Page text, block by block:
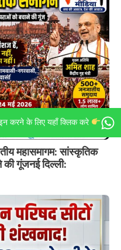
करने के लिए यहाँ क्लिक करे
महासमागम: सांस्कृतिक
गूंजनई दिल्ली: